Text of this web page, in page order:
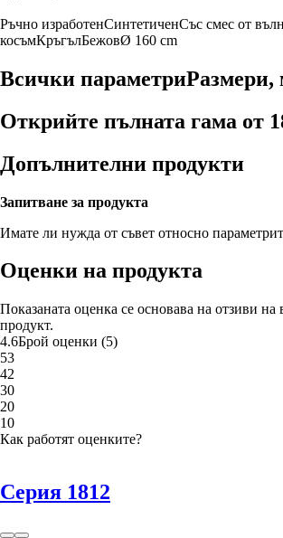
Ръчно изработенСинтетиченСъс смес от
косъмКръгълБежовØ 160 cm
Всички параметриРазмери,
Открийте пълната гама от
Допълнителни продукти
Запитване за продукта
Имате ли нужда от съвет относно
Оценки на продукта
Показаната оценка се основава на отзиви на
продукт.
4.6Брой оценки (5)
53
42
30
20
10
Как работят оценките?
Серия 1812